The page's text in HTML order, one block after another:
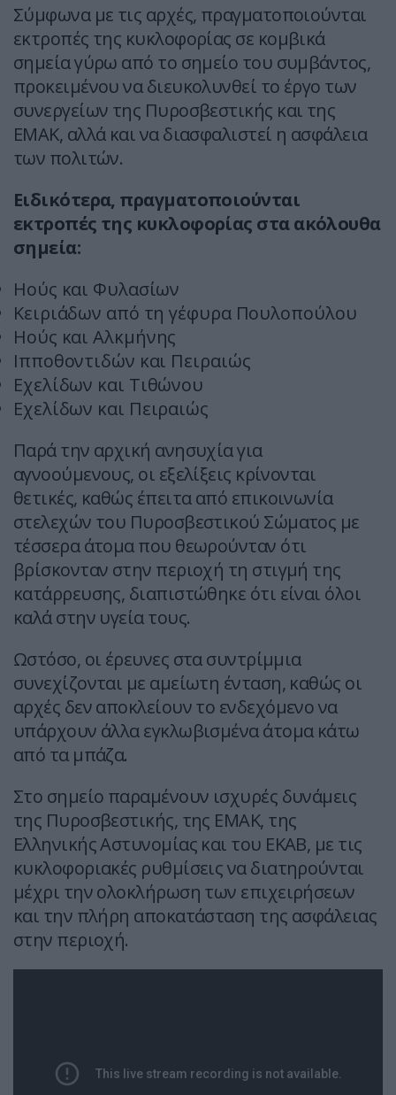
Σύμφωνα με τις αρχές, πραγματοποιούνται
εκτροπές της κυκλοφορίας σε κομβικά
σημεία γύρω από το σημείο του συμβάντος,
προκειμένου να διευκολυνθεί το έργο των
συνεργείων της Πυροσβεστικής και της
ΕΜΑΚ, αλλά και να διασφαλιστεί η ασφάλεια
των πολιτών.
Ειδικότερα, πραγματοποιούνται
εκτροπές της κυκλοφορίας στα ακόλουθα
σημεία:
Ηούς και Φυλασίων
Κειριάδων από τη γέφυρα Πουλοπούλου
Ηούς και Αλκμήνης
Ιπποθοντιδών και Πειραιώς
Εχελίδων και Τιθώνου
Εχελίδων και Πειραιώς
Παρά την αρχική ανησυχία για
αγνοούμενους, οι εξελίξεις κρίνονται
θετικές, καθώς έπειτα από επικοινωνία
στελεχών του Πυροσβεστικού Σώματος με
τέσσερα άτομα που θεωρούνταν ότι
βρίσκονταν στην περιοχή τη στιγμή της
κατάρρευσης, διαπιστώθηκε ότι είναι όλοι
καλά στην υγεία τους.
Ωστόσο, οι έρευνες στα συντρίμμια
συνεχίζονται με αμείωτη ένταση, καθώς οι
αρχές δεν αποκλείουν το ενδεχόμενο να
υπάρχουν άλλα εγκλωβισμένα άτομα κάτω
από τα μπάζα.
Στο σημείο παραμένουν ισχυρές δυνάμεις
της Πυροσβεστικής, της ΕΜΑΚ, της
Ελληνικής Αστυνομίας και του ΕΚΑΒ, με τις
κυκλοφοριακές ρυθμίσεις να διατηρούνται
μέχρι την ολοκλήρωση των επιχειρήσεων
και την πλήρη αποκατάσταση της ασφάλειας
στην περιοχή.